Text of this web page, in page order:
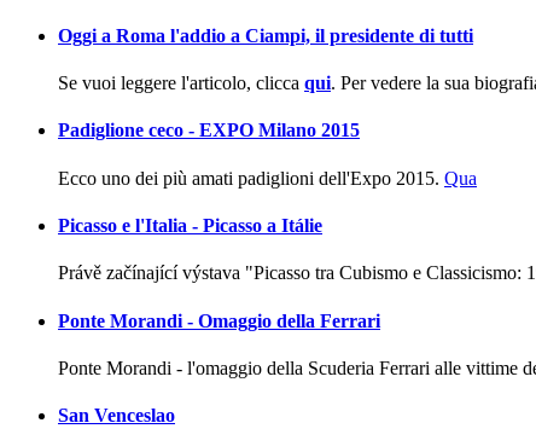
Oggi a Roma l'addio a Ciampi, il presidente di tutti
Se vuoi leggere l'articolo, clicca qui. Per vedere la sua
Padiglione ceco - EXPO Milano 2015
Ecco uno dei più amati padiglioni dell'Expo 2015. Qua
Picasso e l'Italia - Picasso a Itálie
Právě začínající výstava "Picasso tra Cubismo e
Ponte Morandi - Omaggio della Ferrari
Ponte Morandi - l'omaggio della Scuderia Ferrari alle vittime
San Venceslao